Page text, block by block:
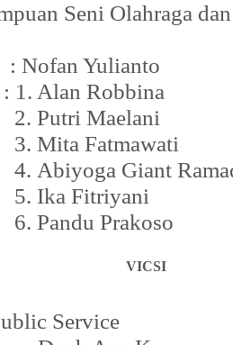
Seni Olahraga
Yulianto
Robbina
Maelani
Abiyoga Giant
Ika Fitriyani
Pandu Prakoso
VICSI
Service